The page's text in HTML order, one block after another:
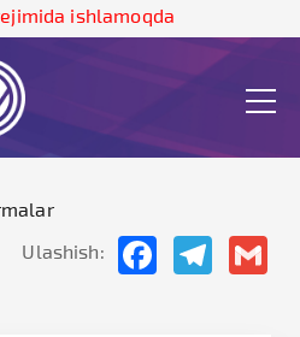
ishlamoqda
Ulashish:
FacebookTelegram